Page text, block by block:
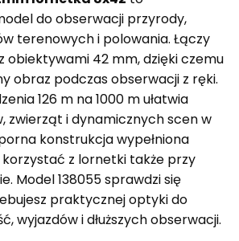
do obserwacji przyrody,
terenowych i polowania. Łączy
obiektywami 42 mm, dzięki czemu
obraz podczas obserwacji z ręki.
126 m na 1000 m ułatwia
zwierząt i dynamicznych scen w
konstrukcja wypełniona
z lornetki także przy
Model 138055 sprawdzi się
praktycznej optyki do
wyjazdów i dłuższych obserwacji.